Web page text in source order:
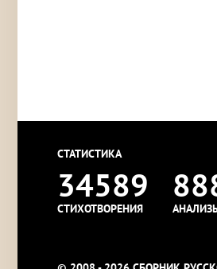
СТАТИСТИКА
34589
СТИХОТВОРЕНИЯ